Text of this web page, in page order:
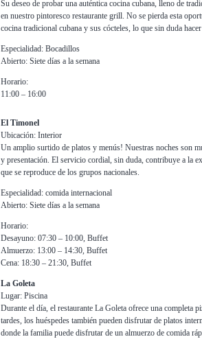
Su deseo de probar una auténtica cocina cubana, lleno de
en nuestro pintoresco restaurante grill. No se pierda esta
cocina tradicional cubana y sus cócteles, lo que sin duda
Especialidad: Bocadillos
Abierto: Siete días a la semana
Horario:
11:00 – 16:00
El Timonel
Ubicación: Interior
Un amplio surtido de platos y menús! Nuestras noches son
y presentación. El servicio cordial, sin duda, contribuye a la
que se reproduce de los grupos nacionales.
Especialidad: comida internacional
Abierto: Siete días a la semana
Horario:
Desayuno: 07:30 – 10:00, Buffet
Almuerzo: 13:00 – 14:30, Buffet
Cena: 18:30 – 21:30, Buffet
La Goleta
Lugar: Piscina
Durante el día, el restaurante La Goleta ofrece una completa
tardes, los huéspedes también pueden disfrutar de platos
donde la familia puede disfrutar de un almuerzo de comida